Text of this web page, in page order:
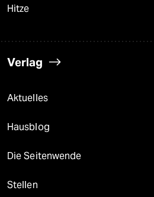
Hitze
Verlag
Aktuelles
Hausblog
Die Seitenwende
Stellen